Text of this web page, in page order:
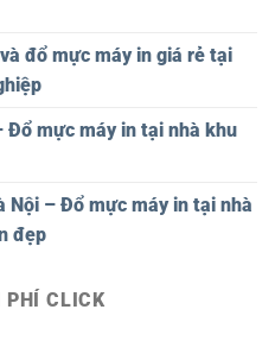
đổ mực máy in giá rẻ tại
Đổ mực máy in tại nhà khu
Nội – Đổ mực máy in tại nhà
đẹp
PHÍ CLICK